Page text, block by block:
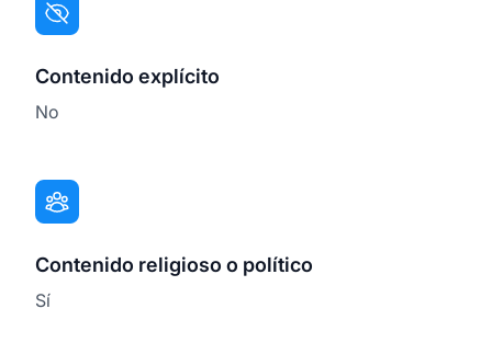
Contenido explícito
No
Contenido religioso o político
Sí